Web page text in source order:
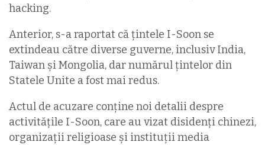
hacking.
Anterior, s-a raportat că țintele I-Soon se
extindeau către diverse guverne, inclusiv India,
Taiwan și Mongolia, dar numărul ţintelor din
Statele Unite a fost mai redus.
Actul de acuzare conține noi detalii despre
activitățile I-Soon, care au vizat disidenți chinezi,
organizații religioase și instituții media